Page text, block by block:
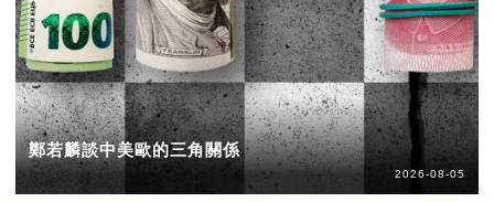
鄭若麟談中美歐的三角關係
2026-08-05